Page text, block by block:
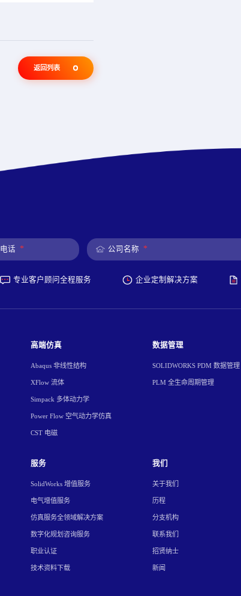
返回列表
电话 * 公司名称 *
专业客户顾问全程服务 企业定制解决方案
高端仿真
Abaqus 非线性结构
XFlow 流体
Simpack 多体动力学
Power Flow 空气动力学仿真
CST 电磁
数据管理
SOLIDWORKS PDM 数据管理
PLM 全生命周期管理
服务
SolidWorks 增值服务
电气增值服务
仿真服务全领域解决方案
数字化规划咨询服务
职业认证
技术资料下载
我们
关于我们
历程
分支机构
联系我们
招贤纳士
新闻